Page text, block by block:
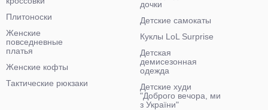
Плитоноски
Женские
повседневные
платья
Женские кофты
Тактические рюкзаки
дочки
Детские самокаты
Куклы LoL Surprise
Детская
демисезонная
одежда
Детские худи
"Доброго вечора, ми
з України"